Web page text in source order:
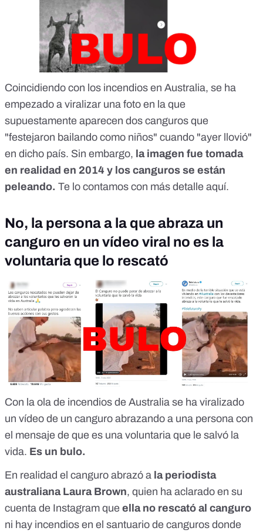
Coincidiendo con los incendios en Australia, se ha
empezado a viralizar una foto en la que
supuestamente aparecen dos canguros que
"festejaron bailando como niños" cuando "ayer llovió"
en dicho país. Sin embargo, la imagen fue tomada
en realidad en 2014 y los canguros se están
peleando. Te lo contamos con más detalle aquí.
No, la persona a la que abraza un
canguro en un vídeo viral no es la
voluntaria que lo rescató
Con la ola de incendios de Australia se ha viralizado
un vídeo de un canguro abrazando a una persona con
el mensaje de que es una voluntaria que le salvó la
vida. Es un bulo.
En realidad el canguro abrazó a la periodista
australiana Laura Brown, quien ha aclarado en su
cuenta de Instagram que ella no rescató al canguro
ni hay incendios en el santuario de canguros donde